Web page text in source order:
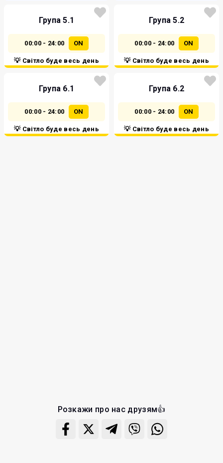
Група 5.1
00:00 - 24:00 ON
💡 Світло буде весь день
Група 5.2
00:00 - 24:00 ON
💡 Світло буде весь день
Група 6.1
00:00 - 24:00 ON
💡 Світло буде весь день
Група 6.2
00:00 - 24:00 ON
💡 Світло буде весь день
Розкажи про нас друзям👍